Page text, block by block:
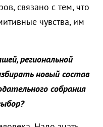
связано с тем, что
чувства, им
региональной
новый состав
собрания